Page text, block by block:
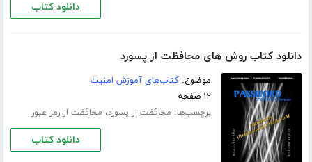
دانلود کتاب
دانلود کتاب روش های محافظت از پسورد
موضوع:کتاب‌های آموزش امنیت
۱۲ صفحه
برچسب‌ها: محافظت از پسورد، محافظت از رمز عبور
دانلود کتاب